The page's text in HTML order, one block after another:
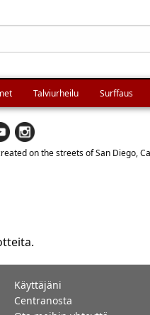
Talviurheilu Surffaus
on the streets of San Diego,
Käyttäjäni
Centranosta